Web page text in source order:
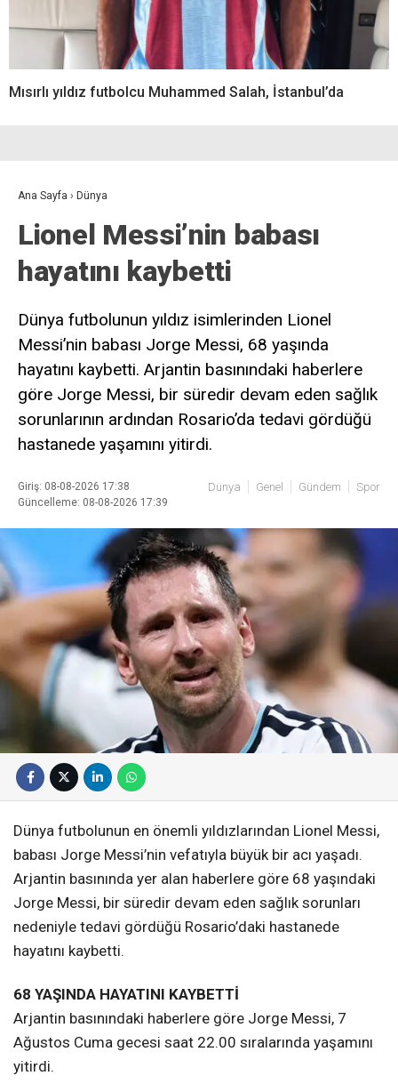
Mısırlı yıldız futbolcu Muhammed Salah, İstanbul’da
Ana Sayfa › Dünya
Lionel Messi’nin babası
hayatını kaybetti
Dünya futbolunun yıldız isimlerinden Lionel
Messi’nin babası Jorge Messi, 68 yaşında
hayatını kaybetti. Arjantin basınındaki haberlere
göre Jorge Messi, bir süredir devam eden sağlık
sorunlarının ardından Rosario’da tedavi gördüğü
hastanede yaşamını yitirdi.
Giriş: 08-08-2026 17:38
Güncelleme: 08-08-2026 17:39
Dünya Genel Gündem Spor
Dünya futbolunun en önemli yıldızlarından Lionel Messi,
babası Jorge Messi’nin vefatıyla büyük bir acı yaşadı.
Arjantin basınında yer alan haberlere göre 68 yaşındaki
Jorge Messi, bir süredir devam eden sağlık sorunları
nedeniyle tedavi gördüğü Rosario’daki hastanede
hayatını kaybetti.
68 YAŞINDA HAYATINI KAYBETTİ
Arjantin basınındaki haberlere göre Jorge Messi, 7
Ağustos Cuma gecesi saat 22.00 sıralarında yaşamını
yitirdi.